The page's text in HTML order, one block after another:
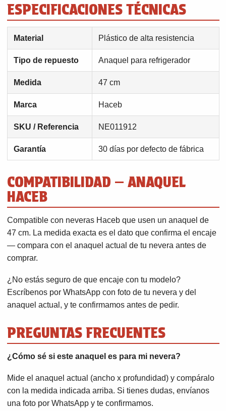
ESPECIFICACIONES TÉCNICAS
Material Plástico de alta resistencia
Tipo de repuesto Anaquel para refrigerador
Medida 47 cm
Marca Haceb
SKU / Referencia NE011912
Garantía 30 días por defecto de fábrica
COMPATIBILIDAD — ANAQUEL
HACEB
Compatible con neveras Haceb que usen un anaquel de
47 cm. La medida exacta es el dato que confirma el encaje
— compara con el anaquel actual de tu nevera antes de
comprar.
¿No estás seguro de que encaje con tu modelo?
Escríbenos por WhatsApp con foto de tu nevera y del
anaquel actual, y te confirmamos antes de pedir.
PREGUNTAS FRECUENTES
¿Cómo sé si este anaquel es para mi nevera?
Mide el anaquel actual (ancho x profundidad) y compáralo
con la medida indicada arriba. Si tienes dudas, envíanos
una foto por WhatsApp y te confirmamos.